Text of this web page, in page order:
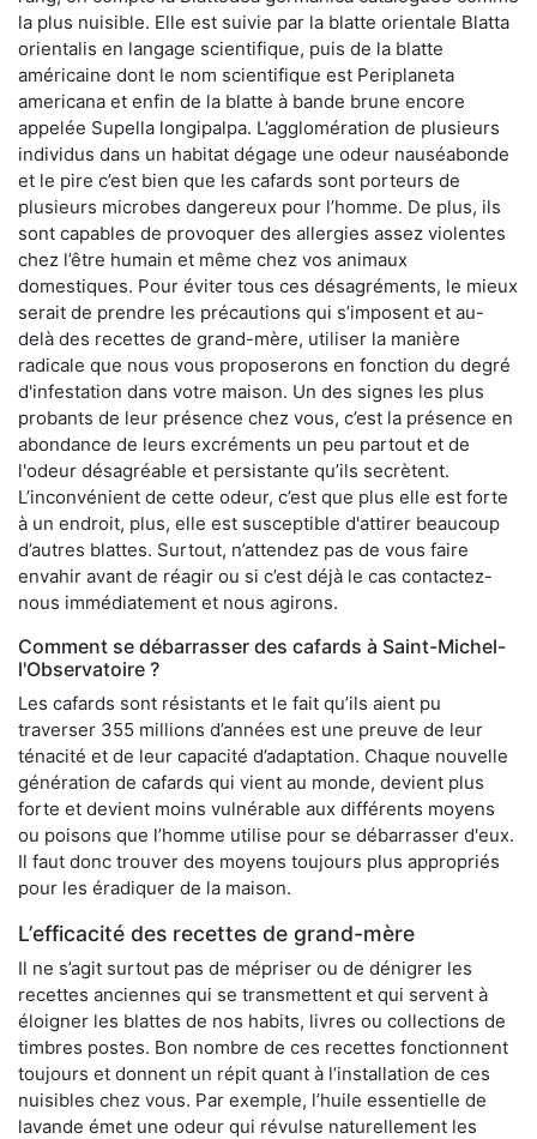
la plus nuisible. Elle est suivie par la blatte orientale Blatta
orientalis en langage scientifique, puis de la blatte
américaine dont le nom scientifique est Periplaneta
americana et enfin de la blatte à bande brune encore
appelée Supella longipalpa. L’agglomération de plusieurs
individus dans un habitat dégage une odeur nauséabonde
et le pire c’est bien que les cafards sont porteurs de
plusieurs microbes dangereux pour l’homme. De plus, ils
sont capables de provoquer des allergies assez violentes
chez l’être humain et même chez vos animaux
domestiques. Pour éviter tous ces désagréments, le mieux
serait de prendre les précautions qui s’imposent et au-
delà des recettes de grand-mère, utiliser la manière
radicale que nous vous proposerons en fonction du degré
d'infestation dans votre maison. Un des signes les plus
probants de leur présence chez vous, c’est la présence en
abondance de leurs excréments un peu partout et de
l'odeur désagréable et persistante qu’ils secrètent.
L’inconvénient de cette odeur, c’est que plus elle est forte
à un endroit, plus, elle est susceptible d'attirer beaucoup
d’autres blattes. Surtout, n’attendez pas de vous faire
envahir avant de réagir ou si c’est déjà le cas contactez-
nous immédiatement et nous agirons.
Comment se débarrasser des cafards à Saint-Michel-
l'Observatoire ?
Les cafards sont résistants et le fait qu’ils aient pu
traverser 355 millions d’années est une preuve de leur
ténacité et de leur capacité d’adaptation. Chaque nouvelle
génération de cafards qui vient au monde, devient plus
forte et devient moins vulnérable aux différents moyens
ou poisons que l’homme utilise pour se débarrasser d'eux.
Il faut donc trouver des moyens toujours plus appropriés
pour les éradiquer de la maison.
L’efficacité des recettes de grand-mère
Il ne s’agit surtout pas de mépriser ou de dénigrer les
recettes anciennes qui se transmettent et qui servent à
éloigner les blattes de nos habits, livres ou collections de
timbres postes. Bon nombre de ces recettes fonctionnent
toujours et donnent un répit quant à l’installation de ces
nuisibles chez vous. Par exemple, l’huile essentielle de
lavande émet une odeur qui révulse naturellement les